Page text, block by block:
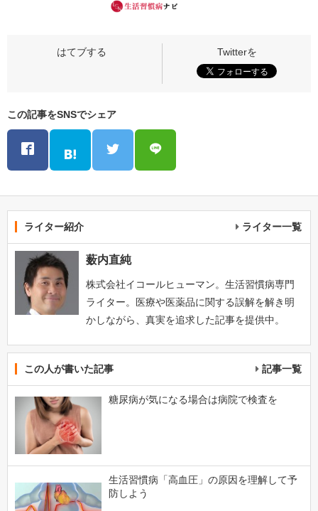
この記事をSNSでシェア
ライター紹介 ライター一覧
薮内直純
株式会社イコールヒューマン。生活習慣病専門
ライター。医療や医薬品に関する誤解を解き明
かしながら、真実を追求した記事を提供中。
この人が書いた記事 記事一覧
糖尿病が気になる場合は病院で検査を
生活習慣病「高血圧」の原因を理解して予
防しよう